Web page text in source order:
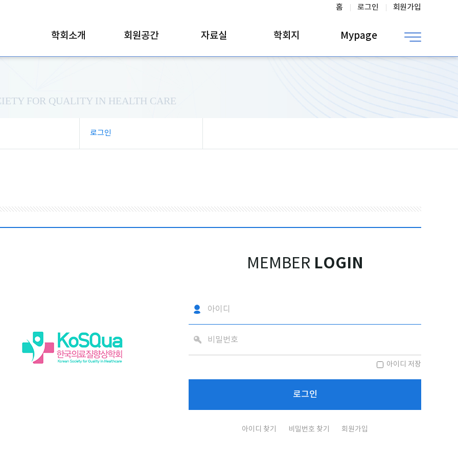
홈 로그인 회원가입
학회소개 회원공간 자료실 학회지 Mypage
FOR QUALITY IN HEALTH CARE
로그인
MEMBER LOGIN
아이디 저장
아이디 찾기 비밀번호 찾기 회원가입